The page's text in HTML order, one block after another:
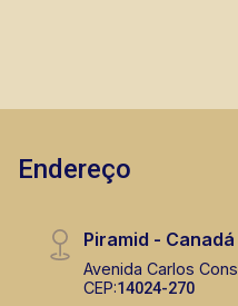
Thamiris
Endereço
Piramid - Canadá
Avenida Carlos
CEP:14024-270